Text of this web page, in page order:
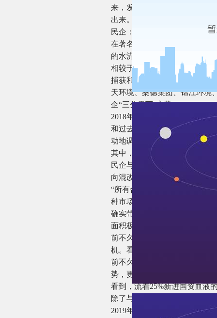
来，发挥其专业优势。同时构
出来。”
民企：资本驱动转向价值驱动
在著名财经作家吴晓波的《激
的水流开始渗透进来，一切都
相较于国企、外企，民企天生
捕获和把握机遇，抢占先机，
天环境、桑德集团、锦江环境
企“三分天下”之势。
2018年以来，受危机影响，民
和过去十余年来规模化发展所
动地调整了战略方向。
其中，战略调整最为明显的路
民企与国资进行了股权合作，
向混改在加速。
“所有合作的前提都是要思考
种市场的必然选择”，清新环
确实带来了双方优势的互补，
面积极的影响，而优质的环保
前不久，碧水源发布2019年三
机。看得出，中交集团与其业
前不久，清新环境新晋总裁李
势，更是大大拓展了公司的业
看到，流着25%新进国资血液
除了与国资合作，战略调整的
2019年4月，环境商会荣誉会